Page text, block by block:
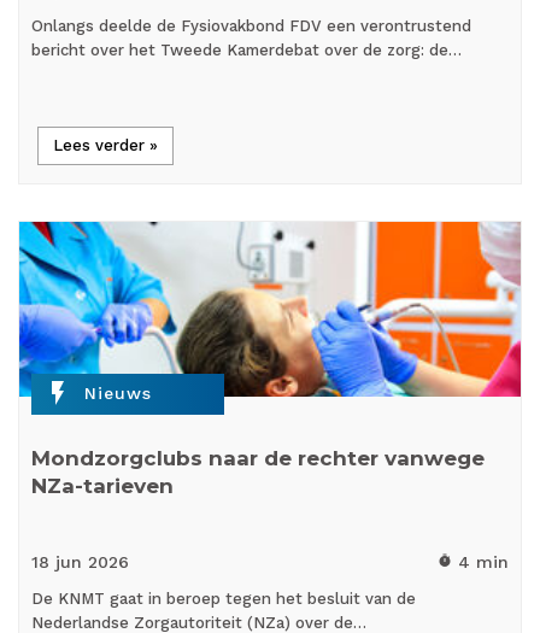
Onlangs deelde de Fysiovakbond FDV een verontrustend
bericht over het Tweede Kamerdebat over de zorg: de…
Lees verder »
flash_on Nieuws
Mondzorgclubs naar de rechter vanwege
NZa-tarieven
18 jun 2026 timer 4 min
De KNMT gaat in beroep tegen het besluit van de
Nederlandse Zorgautoriteit (NZa) over de…